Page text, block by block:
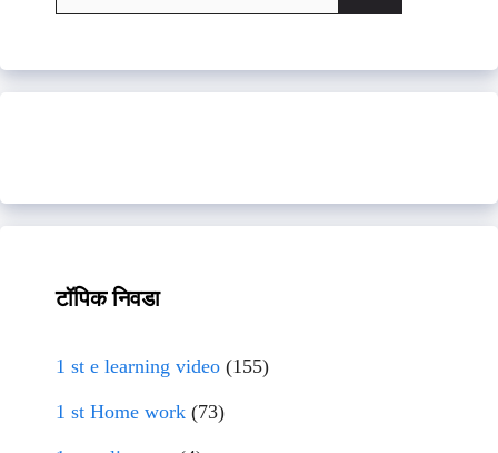
for:
टॉपिक निवडा
1 st e learning video (155)
1 st Home work (73)